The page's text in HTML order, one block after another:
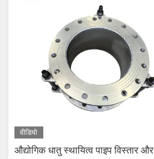
वीडियो
औद्योगिक धातु स्थायित्व पाइप विस्तार और